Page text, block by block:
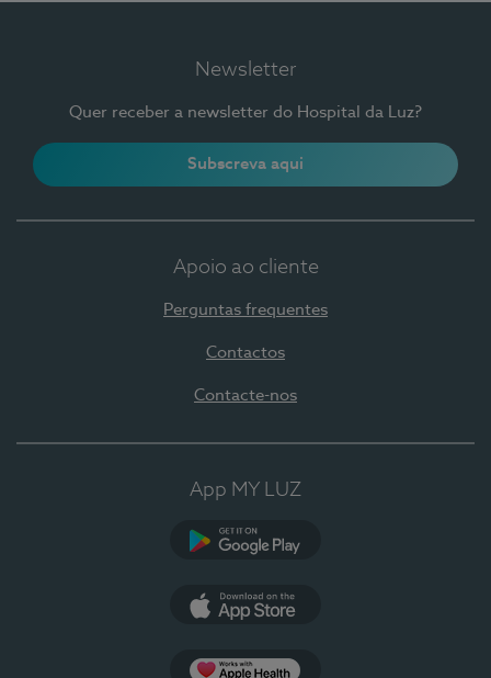
Newsletter
Quer receber a newsletter do Hospital da Luz?
Subscreva aqui
Apoio ao cliente
Perguntas frequentes
Contactos
Contacte-nos
App MY LUZ